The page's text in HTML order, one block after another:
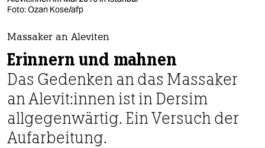
wahrheit
verlag
verlag
veranstaltungen
Foto: Ozan Kose/afp
Massaker an Aleviten
Erinnern und mahnen
Das Gedenken an das Massaker
an Ale­vi­t:in­nen ist in Dersim
allgegenwärtig. Ein Versuch der
Aufarbeitung.